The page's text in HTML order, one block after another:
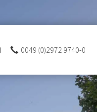
0049 (0)2972 9740-0